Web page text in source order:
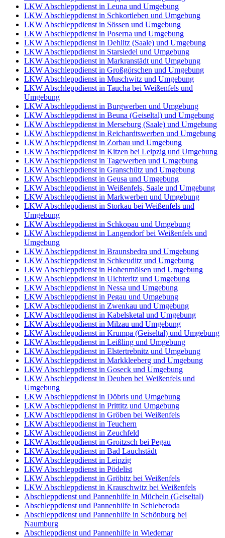
LKW Abschleppdienst in Leuna und Umgebung
LKW Abschleppdienst in Schkortleben und Umgebung
LKW Abschleppdienst in Sössen und Umgebung
LKW Abschleppdienst in Poserna und Umgebung
LKW Abschleppdienst in Dehlitz (Saale) und Umgebung
LKW Abschleppdienst in Starsiedel und Umgebung
LKW Abschleppdienst in Markranstädt und Umgebung
LKW Abschleppdienst in Großgörschen und Umgebung
LKW Abschleppdienst in Muschwitz und Umgebung
LKW Abschleppdienst in Taucha bei Weißenfels und
Umgebung
LKW Abschleppdienst in Burgwerben und Umgebung
LKW Abschleppdienst in Beuna (Geiseltal) und Umgebung
LKW Abschleppdienst in Merseburg (Saale) und Umgebung
LKW Abschleppdienst in Reichardtswerben und Umgebung
LKW Abschleppdienst in Zorbau und Umgebung
LKW Abschleppdienst in Kitzen bei Leipzig und Umgebung
LKW Abschleppdienst in Tagewerben und Umgebung
LKW Abschleppdienst in Granschütz und Umgebung
LKW Abschleppdienst in Geusa und Umgebung
LKW Abschleppdienst in Weißenfels, Saale und Umgebung
LKW Abschleppdienst in Markwerben und Umgebung
LKW Abschleppdienst in Storkau bei Weißenfels und
Umgebung
LKW Abschleppdienst in Schkopau und Umgebung
LKW Abschleppdienst in Langendorf bei Weißenfels und
Umgebung
LKW Abschleppdienst in Braunsbedra und Umgebung
LKW Abschleppdienst in Schkeuditz und Umgebung
LKW Abschleppdienst in Hohenmölsen und Umgebung
LKW Abschleppdienst in Uichteritz und Umgebung
LKW Abschleppdienst in Nessa und Umgebung
LKW Abschleppdienst in Pegau und Umgebung
LKW Abschleppdienst in Zwenkau und Umgebung
LKW Abschleppdienst in Kabelsketal und Umgebung
LKW Abschleppdienst in Milzau und Umgebung
LKW Abschleppdienst in Krumpa (Geiseltal) und Umgebung
LKW Abschleppdienst in Leißling und Umgebung
LKW Abschleppdienst in Elstertrebnitz und Umgebung
LKW Abschleppdienst in Markkleeberg und Umgebung
LKW Abschleppdienst in Goseck und Umgebung
LKW Abschleppdienst in Deuben bei Weißenfels und
Umgebung
LKW Abschleppdienst in Döbris und Umgebung
LKW Abschleppdienst in Prittitz und Umgebung
LKW Abschleppdienst in Gröben bei Weißenfels
LKW Abschleppdienst in Teuchern
LKW Abschleppdienst in Zeuchfeld
LKW Abschleppdienst in Groitzsch bei Pegau
LKW Abschleppdienst in Bad Lauchstädt
LKW Abschleppdienst in Leipzig
LKW Abschleppdienst in Pödelist
LKW Abschleppdienst in Gröbitz bei Weißenfels
LKW Abschleppdienst in Krauschwitz bei Weißenfels
Abschleppdienst und Pannenhilfe in Mücheln (Geiseltal)
Abschleppdienst und Pannenhilfe in Schleberoda
Abschleppdienst und Pannenhilfe in Schönburg bei
Naumburg
Abschleppdienst und Pannenhilfe in Wiedemar